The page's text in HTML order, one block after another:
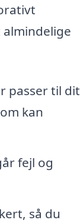
passer til dit
kan
fejl og
så du